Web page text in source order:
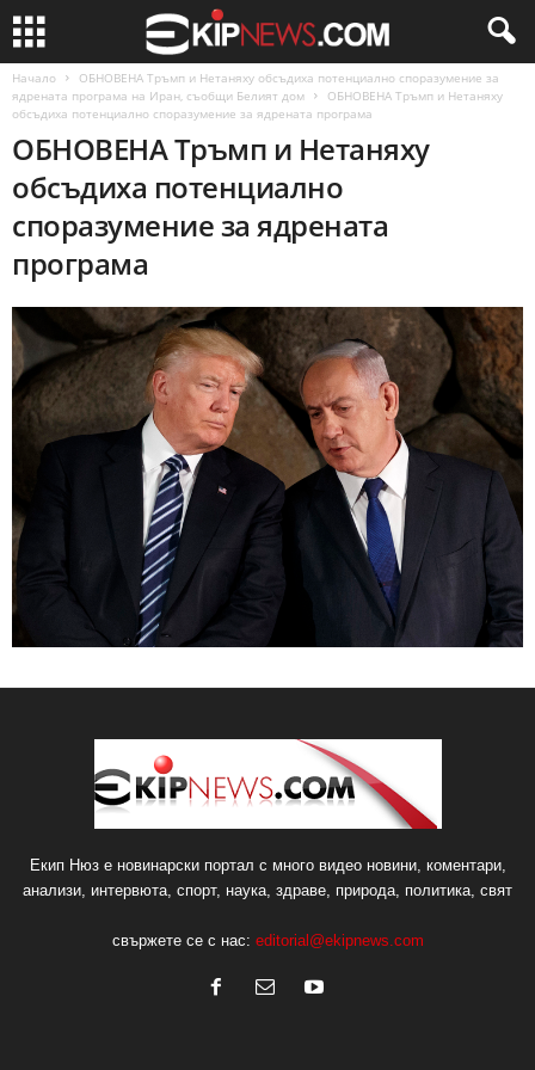
Начало
ОБНОВЕНА Тръмп и Нетаняху обсъдиха потенциално споразумение за
ядрената програма на Иран, съобщи Белият дом
ОБНОВЕНА Тръмп и Нетаняху
обсъдиха потенциално споразумение за ядрената програма
ОБНОВЕНА Тръмп и Нетаняху
обсъдиха потенциално
споразумение за ядрената
програма
Екип Нюз е новинарски портал с много видео новини, коментари,
анализи, интервюта, спорт, наука, здраве, природа, политика, свят
свържете се с нас: editorial@ekipnews.com